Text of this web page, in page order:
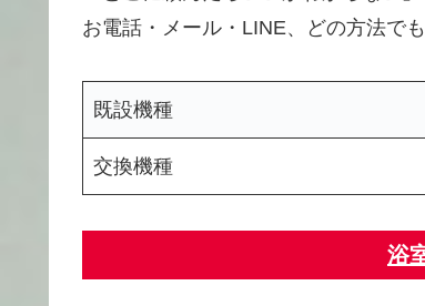
お電話・メール・LINE、どの方法で
既設機種
交換機種
浴